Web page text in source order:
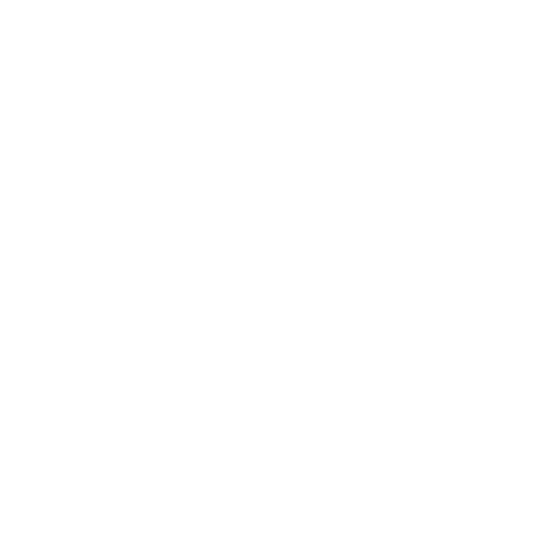
了承ください。
き作成されるも
をご了承くださ
です。
ありません。
です。
ず変更すること
1000ppm以下、
) : 1000ppm、
、
可)を取得する
これらの製造装
通知します。
ムロン制御